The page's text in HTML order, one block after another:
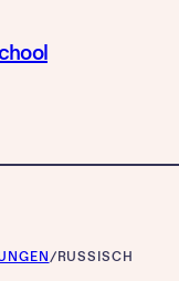
/ RUSSISCH